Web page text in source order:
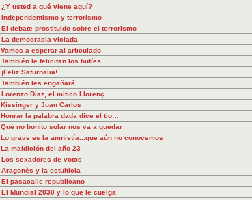
¿Y usted a qué viene aquí?
Independentismo y terrorismo
El debate prostituido sobre el terrorismo
La democracia viciada
Vamos a esperar al articulado
También le felicitan los hutíes
¡Feliz Saturnalia!
También les engañará
Lorenzo Díaz, el mítico Llorenç
Kissinger y Juan Carlos
Honrar la palabra dada dice el tío…
Qué no bonito solar nos va a quedar
Lo grave es la amnistía...que aún no conocemos
La maldición del año 23
Los sexadores de votos
Aragonès y la estulticia
El pasacalle republicano
El Mundial 2030 y lo que le cuelga